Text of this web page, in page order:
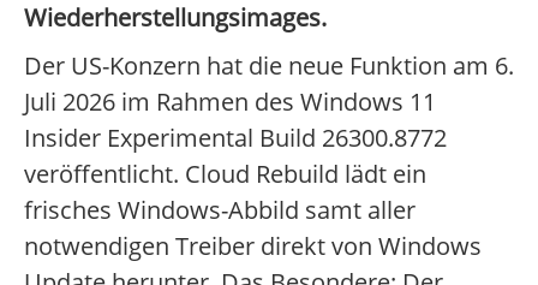
Wiederherstellungsimages.
Der US-Konzern hat die neue Funktion am 6.
Juli 2026 im Rahmen des Windows 11
Insider Experimental Build 26300.8772
veröffentlicht. Cloud Rebuild lädt ein
frisches Windows-Abbild samt aller
notwendigen Treiber direkt von Windows